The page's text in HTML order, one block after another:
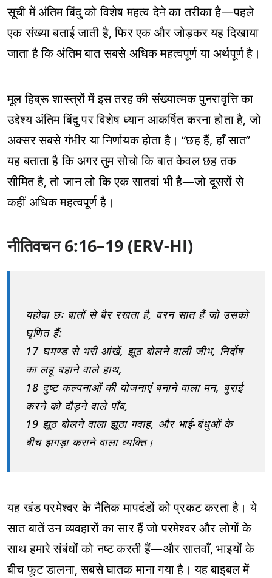
सूची में अंतिम बिंदु को विशेष महत्व देने का तरीका है—पहले
एक संख्या बताई जाती है, फिर एक और जोड़कर यह दिखाया
जाता है कि अंतिम बात सबसे अधिक महत्वपूर्ण या अर्थपूर्ण है।
मूल हिब्रू शास्त्रों में इस तरह की संख्यात्मक पुनरावृत्ति का
उद्देश्य अंतिम बिंदु पर विशेष ध्यान आकर्षित करना होता है, जो
अक्सर सबसे गंभीर या निर्णायक होता है। “छह हैं, हाँ सात”
यह बताता है कि अगर तुम सोचो कि बात केवल छह तक
सीमित है, तो जान लो कि एक सातवां भी है—जो दूसरों से
कहीं अधिक महत्वपूर्ण है।
नीतिवचन 6:16–19 (ERV-HI)
यहोवा छः बातों से बैर रखता है, वरन सात हैं जो उसको
घृणित हैं:
17 घमण्ड से भरी आंखें, झूठ बोलने वाली जीभ, निर्दोष
का लहू बहाने वाले हाथ,
18 दुष्ट कल्पनाओं की योजनाएं बनाने वाला मन, बुराई
करने को दौड़ने वाले पाँव,
19 झूठ बोलने वाला झूठा गवाह, और भाई-बंधुओं के
बीच झगड़ा कराने वाला व्यक्ति।
यह खंड परमेश्वर के नैतिक मापदंडों को प्रकट करता है। ये
सात बातें उन व्यवहारों का सार हैं जो परमेश्वर और लोगों के
साथ हमारे संबंधों को नष्ट करती हैं—और सातवाँ, भाइयों के
बीच फूट डालना, सबसे घातक माना गया है। यह बाइबल में